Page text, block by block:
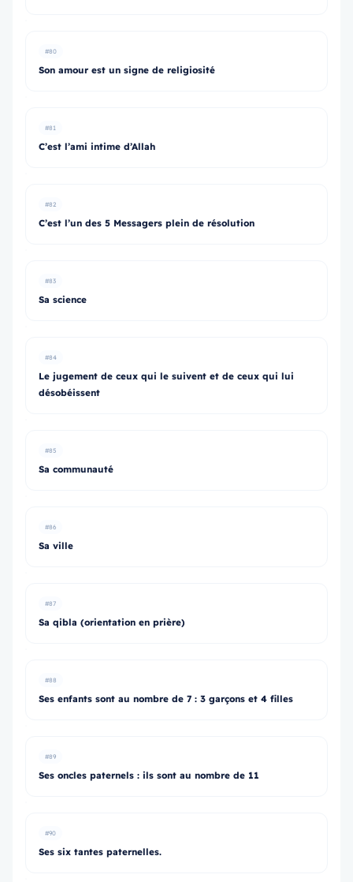
#80
Son amour est un signe de religiosité
#81
C’est l’ami intime d’Allah
#82
C’est l’un des 5 Messagers plein de résolution
#83
Sa science
#84
Le jugement de ceux qui le suivent et de ceux qui lui
désobéissent
#85
Sa communauté
#86
Sa ville
#87
Sa qibla (orientation en prière)
#88
Ses enfants sont au nombre de 7 : 3 garçons et 4 filles
#89
Ses oncles paternels : ils sont au nombre de 11
#90
Ses six tantes paternelles.